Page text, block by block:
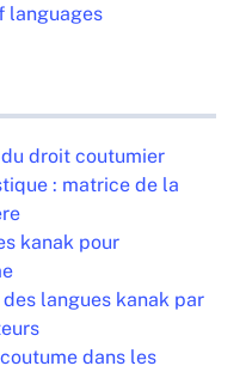
languages
droit coutumier
: matrice de la
kanak pour
langues kanak par
dans les